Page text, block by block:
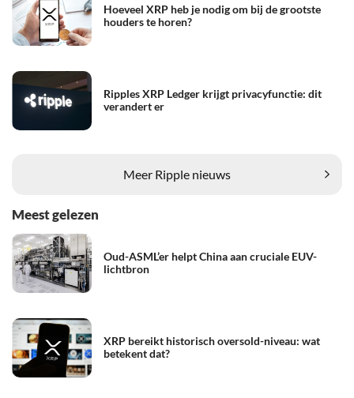
Hoeveel XRP heb je nodig om bij de grootste
houders te horen?
Ripples XRP Ledger krijgt privacyfunctie: dit
verandert er
Meer Ripple nieuws
Meest gelezen
Oud-ASML’er helpt China aan cruciale EUV-
lichtbron
XRP bereikt historisch oversold-niveau: wat
betekent dat?